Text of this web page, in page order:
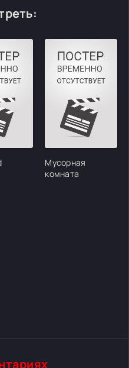
Мусорная
комната